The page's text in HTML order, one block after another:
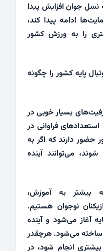
جوان افزایش پیدا
ادامه پیدا کند،
را به ورزش کشور
پایه کشور را چگونه
بسیار خوبی در
فراوانی در
دارند که اگر به
می‌توانند آینده
بیشتر به آموزش،
نوجوان هستیم.
آغاز می‌شود و آینده
ساخته می‌شود. هرچقدر
انجام شود، در